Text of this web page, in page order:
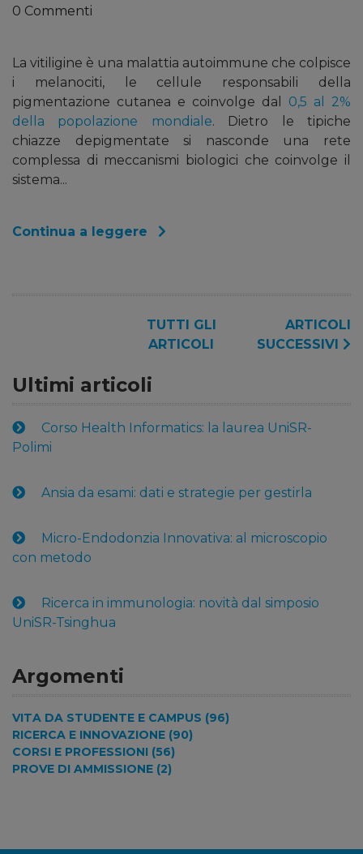
0 Commenti
La vitiligine è una malattia autoimmune che colpisce
i melanociti, le cellule responsabili della
pigmentazione cutanea e coinvolge dal 0,5 al 2%
della popolazione mondiale. Dietro le tipiche
chiazze depigmentate si nasconde una rete
complessa di meccanismi biologici che coinvolge il
sistema...
Continua a leggere
TUTTI GLI
ARTICOLI
ARTICOLI
SUCCESSIVI
Ultimi articoli
Corso Health Informatics: la laurea UniSR-
Polimi
Ansia da esami: dati e strategie per gestirla
Micro-Endodonzia Innovativa: al microscopio
con metodo
Ricerca in immunologia: novità dal simposio
UniSR-Tsinghua
Argomenti
VITA DA STUDENTE E CAMPUS (96)
RICERCA E INNOVAZIONE (90)
CORSI E PROFESSIONI (56)
PROVE DI AMMISSIONE (2)